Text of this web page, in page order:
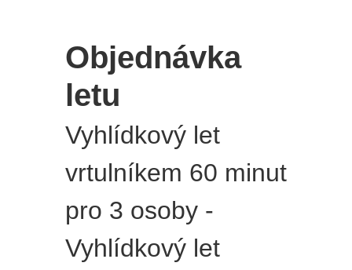
Objednávka
letu
Vyhlídkový let
vrtulníkem 60 minut
pro 3 osoby -
Vyhlídkový let